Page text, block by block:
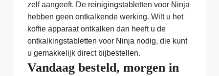
zelf aangeeft. De reinigingstabletten voor Ninja
hebben geen ontkalkende werking. Wilt u het
koffie apparaat ontkalken dan heeft u de
ontkalkingstabletten voor Ninja nodig, die kunt
u gemakkelijk direct bijbestellen.
Vandaag besteld, morgen in